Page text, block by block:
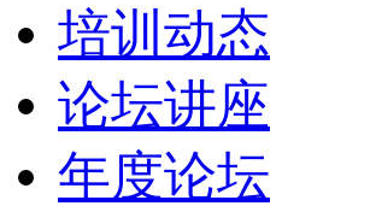
培训动态
论坛讲座
年度论坛